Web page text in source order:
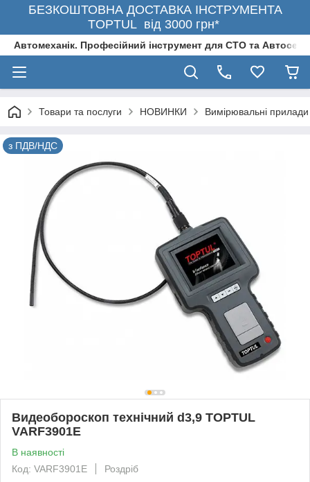
БЕЗКОШТОВНА ДОСТАВКА ІНСТРУМЕНТА
TOPTUL від 3000 грн*
Автомеханік. Професійний інструмент для СТО та
Товари та послуги НОВИНКИ Вимірювальні прилади
з ПДВ/НДС
Видеобороскоп технічний d3,9 TOPTUL
VARF3901E
В наявності
Код: VARF3901E
Роздріб